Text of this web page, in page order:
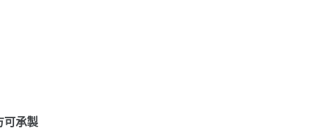
可承製